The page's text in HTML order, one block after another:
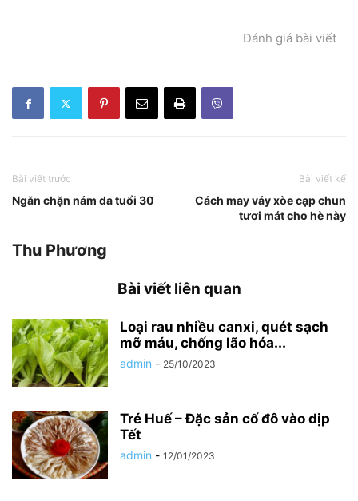
Đánh giá bài viết
Bài viết trước
Ngăn chặn nám da tuổi 30
Bài viết kế
Cách may váy xòe cạp chun
tươi mát cho hè này
Thu Phương
Bài viết liên quan
Loại rau nhiều canxi, quét sạch
mỡ máu, chống lão hóa...
admin - 25/10/2023
Tré Huế – Đặc sản cố đô vào dịp
Tết
admin - 12/01/2023